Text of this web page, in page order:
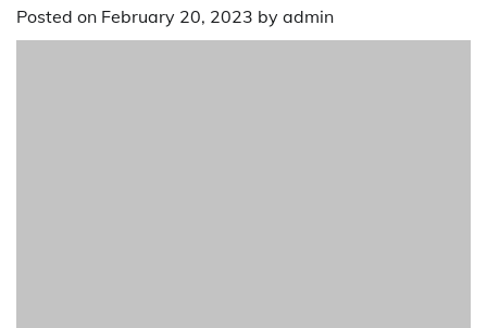
Posted on February 20, 2023 by admin